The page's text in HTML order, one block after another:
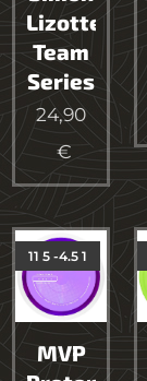
Lizotte
Team
Series
24,90
€
MVP
11 5 -4.5 1